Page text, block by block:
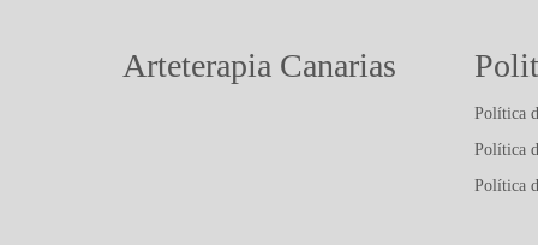
Arteterapia Canarias
Política
Política
Política